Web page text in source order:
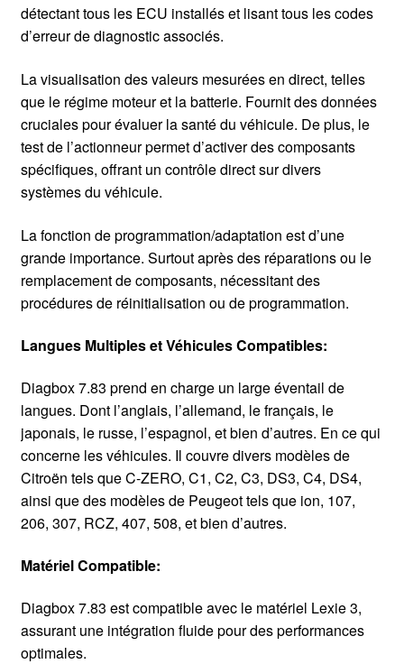
détectant tous les ECU installés et lisant tous les codes
d’erreur de diagnostic associés.
La visualisation des valeurs mesurées en direct, telles
que le régime moteur et la batterie. Fournit des données
cruciales pour évaluer la santé du véhicule. De plus, le
test de l’actionneur permet d’activer des composants
spécifiques, offrant un contrôle direct sur divers
systèmes du véhicule.
La fonction de programmation/adaptation est d’une
grande importance. Surtout après des réparations ou le
remplacement de composants, nécessitant des
procédures de réinitialisation ou de programmation.
Langues Multiples et Véhicules Compatibles:
Diagbox 7.83 prend en charge un large éventail de
langues. Dont l’anglais, l’allemand, le français, le
japonais, le russe, l’espagnol, et bien d’autres. En ce qui
concerne les véhicules. Il couvre divers modèles de
Citroën tels que C-ZERO, C1, C2, C3, DS3, C4, DS4,
ainsi que des modèles de Peugeot tels que ion, 107,
206, 307, RCZ, 407, 508, et bien d’autres.
Matériel Compatible:
Diagbox 7.83 est compatible avec le matériel Lexie 3,
assurant une intégration fluide pour des performances
optimales.